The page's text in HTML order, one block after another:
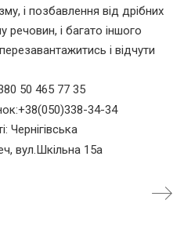
і позбавлення від дрібних
речовин, і багато іншого
і відчути
50 465 77 35
34-34
Чернігівська
вул.Шкільна 15а